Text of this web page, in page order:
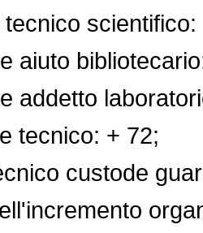
scientifico:
+ 72;
custode